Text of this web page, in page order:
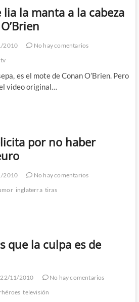
lia la manta a la cabeza
2010
No hay comentarios
tv
es el mote de Conan O’Brien. Pero
video original…
por no haber
2010
No hay comentarios
inglaterra tiras
que la culpa es de
22/11/2010
No hay comentarios
televisión